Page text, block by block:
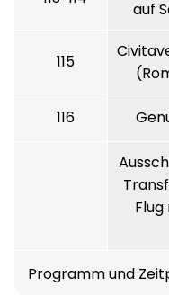
auf
115
116
Programm und